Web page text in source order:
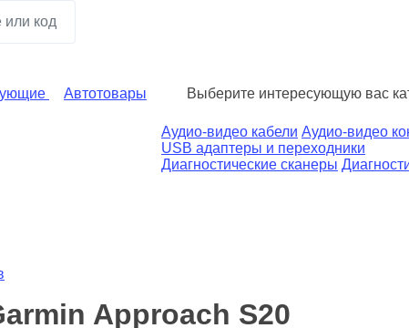
Автотовары Выберите интересующую вас
Аудио-видео кабели Аудио-видео
USB адаптеры и переходники
Диагностические сканеры
Approach S20